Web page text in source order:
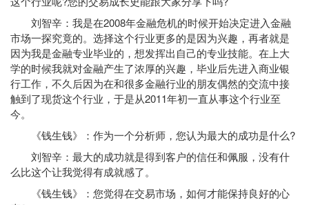
刘智辛：我是在2008年金融危机的时候开始决定进入金融
市场一探究竟的。选择这个行业更多的是因为兴趣，再者就是
因为我是金融专业毕业的，想发挥出自己的专业技能。在上大
学的时候我就对金融产生了浓厚的兴趣，毕业后先进入商业银
行工作，不久后因为在和很多金融行业的朋友偶然的交流中接
触到了现货这个行业，于是从2011年初一直从事这个行业至
今。
《钱生钱》：作为一个分析师，您认为最大的成功是什么?
刘智辛：最大的成功就是得到客户的信任和佩服，没有什
么比这个让我觉得有成就感了。
《钱生钱》：您觉得在交易市场，如何才能保持良好的心